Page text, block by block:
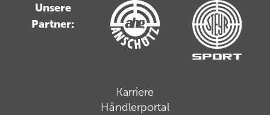
Unsere
Partner:
Karriere
Händlerportal